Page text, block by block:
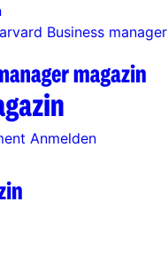
Business manager
Anmelden